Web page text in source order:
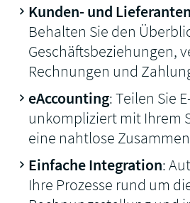
Kunden- und
Behalten Sie den
Geschäftsbeziehungen,
Rechnungen und
eAccounting: Teilen Sie
unkompliziert mit Ihrem
eine nahtlose
Einfache Integration:
Ihre Prozesse rund um